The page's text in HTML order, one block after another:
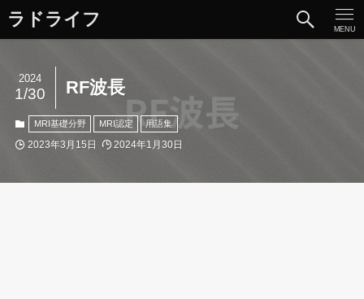
ラドライフ MENU
RF波長
2024
1/30
MRI基礎分野 MRI認定 用語集
2023年3月15日 2024年1月30日